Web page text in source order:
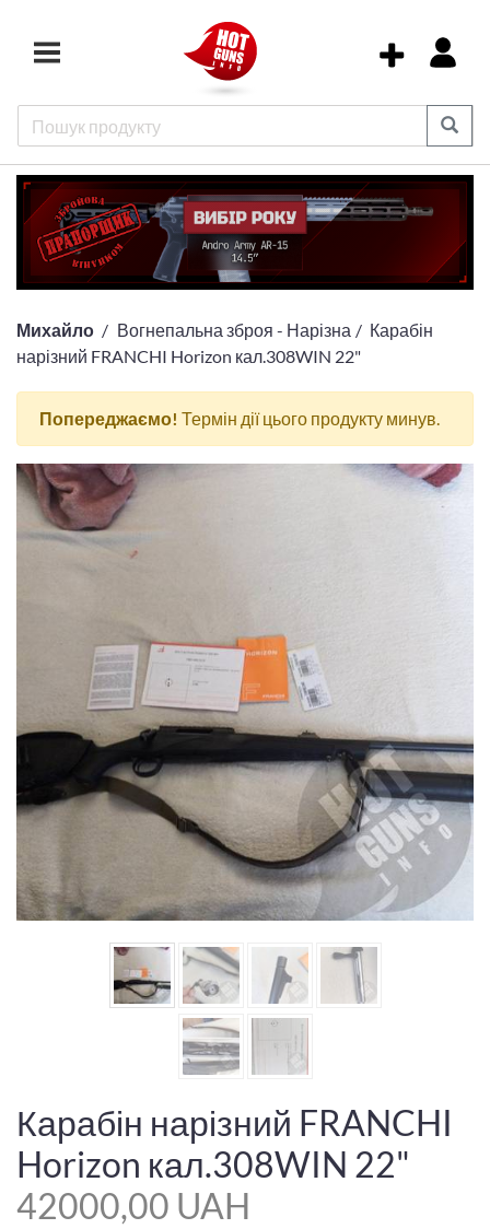
Михайло Вогнепальна зброя - Нарізна
Карабін
нарізний FRANCHI Horizon кал.308WIN 22"
Попереджаємо! Термін дії цього продукту минув.
Карабін нарізний FRANCHI
Horizon кал.308WIN 22"
42000,00 UAH